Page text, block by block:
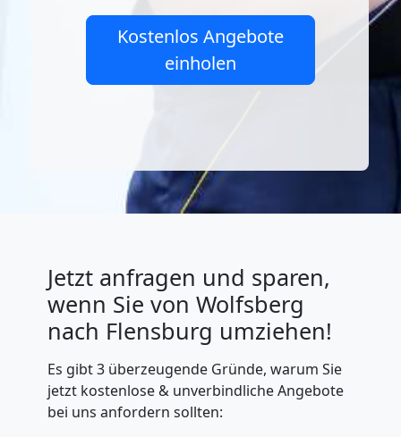
Kostenlos Angebote
einholen
Jetzt anfragen und sparen,
wenn Sie von Wolfsberg
nach Flensburg umziehen!
Es gibt 3 überzeugende Gründe, warum Sie
jetzt kostenlose & unverbindliche Angebote
bei uns anfordern sollten: